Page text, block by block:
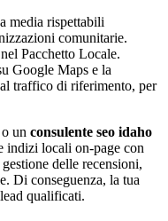
media rispettabili
comunitarie.
Pacchetto Locale.
Google Maps e la
traffico di riferimento, per
un consulente seo idaho
indizi locali on-page con
delle recensioni,
Di conseguenza, la tua
qualificati.